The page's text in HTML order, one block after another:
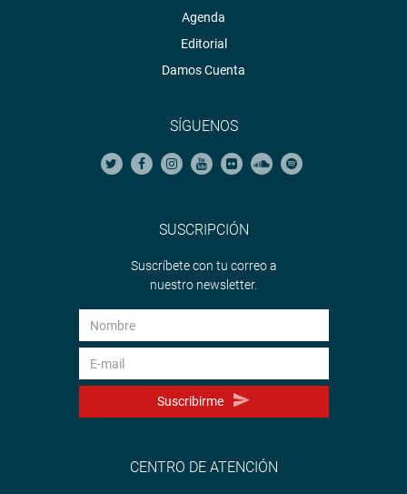
Agenda
Editorial
Damos Cuenta
SÍGUENOS
SUSCRIPCIÓN
Suscríbete con tu correo a
nuestro newsletter.
Suscribirme
CENTRO DE ATENCIÓN